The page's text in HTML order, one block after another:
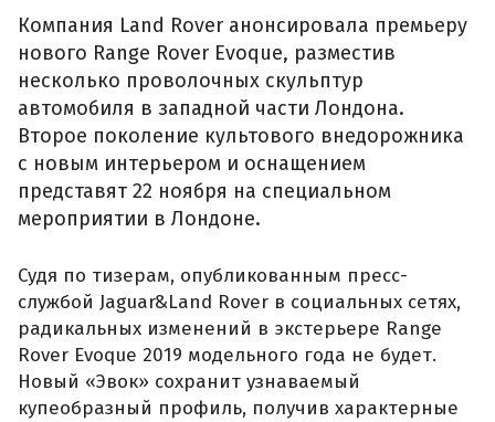
Компания Land Rover анонсировала премьеру
нового Range Rover Evoque, разместив
несколько проволочных скульптур
автомобиля в западной части Лондона.
Второе поколение культового внедорожника
с новым интерьером и оснащением
представят 22 ноября на специальном
мероприятии в Лондоне.
Судя по тизерам, опубликованным пресс-
службой Jaguar&Land Rover в социальных сетях,
радикальных изменений в экстерьере Range
Rover Evoque 2019 модельного года не будет.
Новый «Эвок» сохранит узнаваемый
купеобразный профиль, получив характерные